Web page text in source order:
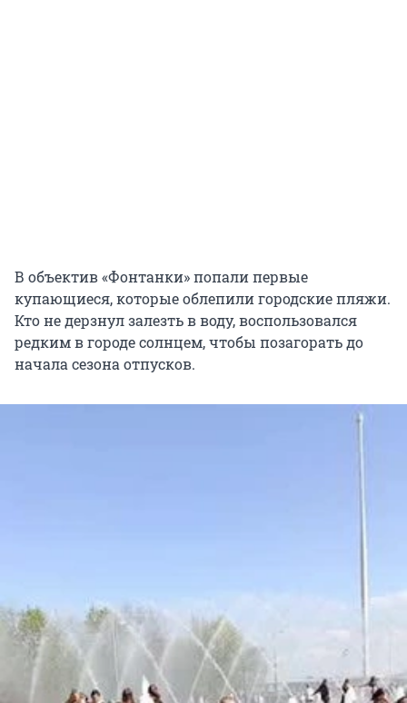
В объектив «Фонтанки» попали первые
купающиеся, которые облепили городские пляжи.
Кто не дерзнул залезть в воду, воспользовался
редким в городе солнцем, чтобы позагорать до
начала сезона отпусков.